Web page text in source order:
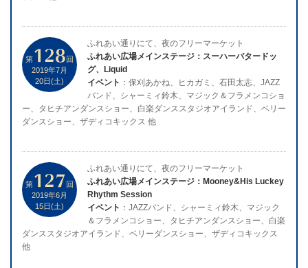
第128回
2019年7月
20日(土)
ふれあい通りにて、夜のフリーマーケット
ふれあい広場メインステージ：スーハーバタードッ
グ、Liquid
イベント ：保刈あかね、ヒカガミ、石田太志、JAZZ
バンド、シャーミィ鈴木、マジック＆フラメンコショ
ー、タヒチアンダンスショー、白楽ダンススタジオアイランド、ベリー
ダンスショー、ザディコキックス 他
第127回
2019年6月
15日(土)
ふれあい通りにて、夜のフリーマーケット
ふれあい広場メインステージ：Mooney&His Luckey
Rhythm Session
イベント ：JAZZバンド、シャーミィ鈴木、マジック
＆フラメンコショー、タヒチアンダンスショー、白楽
ダンススタジオアイランド、ベリーダンスショー、ザディコキックス
他